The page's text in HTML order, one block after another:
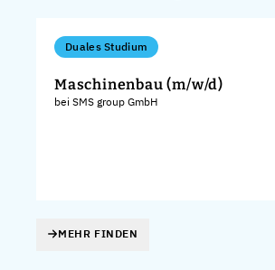
Duales Studium
Maschinenbau (m/w/d)
bei SMS group GmbH
MEHR FINDEN